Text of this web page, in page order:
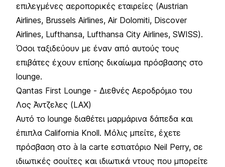
επιλεγμένες αεροπορικές εταιρείες (Austrian
Airlines, Brussels Airlines, Air Dolomiti, Discover
Airlines, Lufthansa, Lufthansa City Airlines, SWISS).
Όσοι ταξιδεύουν με έναν από αυτούς τους
επιβάτες έχουν επίσης δικαίωμα πρόσβασης στο
lounge.
Qantas First Lounge - Διεθνές Αεροδρόμιο του
Λος Άντζελες (LAX)
Αυτό το lounge διαθέτει μαρμάρινα δάπεδα και
έπιπλα California Knoll. Μόλις μπείτε, έχετε
πρόσβαση στο à la carte εστιατόριο Neil Perry, σε
ιδιωτικές σουίτες και ιδιωτικά ντους που μπορείτε